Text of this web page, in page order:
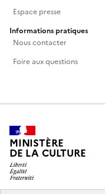
Espace presse
Informations pratiques
Nous contacter
Foire aux questions
MINISTÈRE
DE LA CULTURE